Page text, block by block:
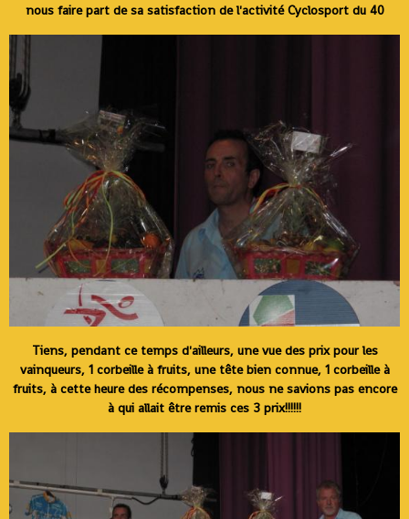
nous faire part de sa satisfaction de l'activité Cyclosport du 40
Tiens, pendant ce temps d'ailleurs, une vue des prix pour les
vainqueurs, 1 corbeille à fruits, une tête bien connue, 1 corbeille à
fruits, à cette heure des récompenses, nous ne savions pas encore
à qui allait être remis ces 3 prix!!!!!!